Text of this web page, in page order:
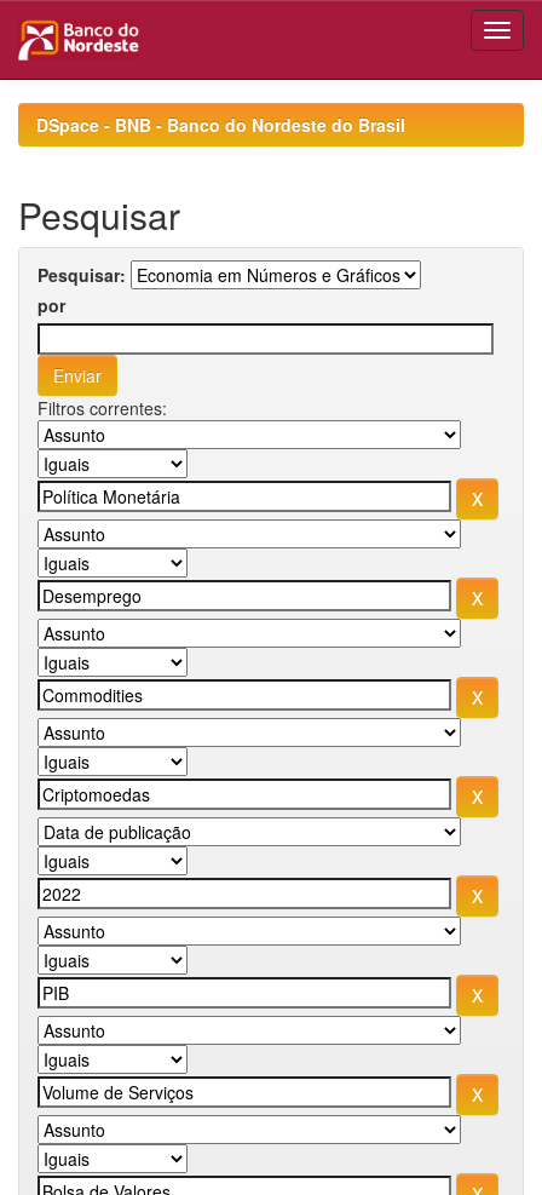
navigationDSpace - BNB - Banco do Nordeste do Brasil
Pesquisar
Pesquisar:
por
Filtros correntes: